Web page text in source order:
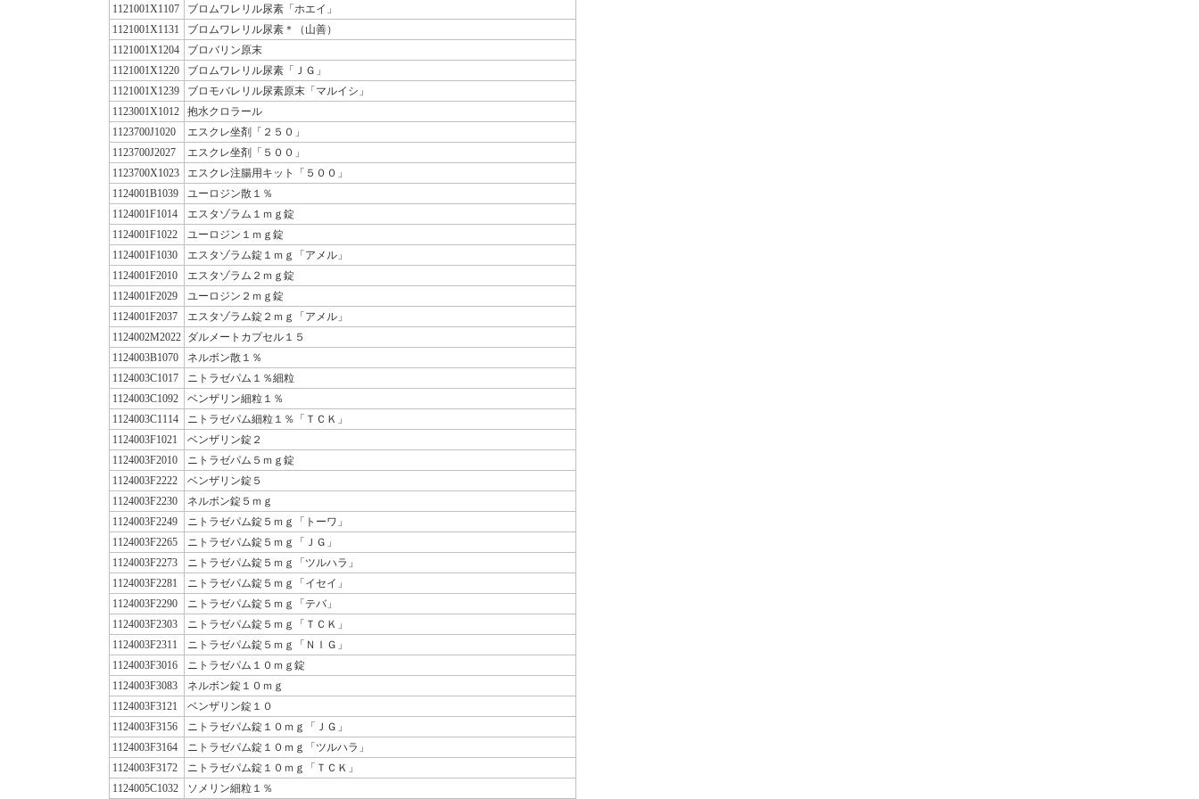
1121001X1107
ブロムワレリル尿素「ホエイ」
1121001X1131
ブロムワレリル尿素＊（山善）
1121001X1204
ブロバリン原末
1121001X1220
ブロムワレリル尿素「ＪＧ」
1121001X1239
ブロモバレリル尿素原末「マルイシ」
1123001X1012
抱水クロラール
1123700J1020
エスクレ坐剤「２５０」
1123700J2027
エスクレ坐剤「５００」
1123700X1023
エスクレ注腸用キット「５００」
1124001B1039
ユーロジン散１％
1124001F1014
エスタゾラム１ｍｇ錠
1124001F1022
ユーロジン１ｍｇ錠
1124001F1030
エスタゾラム錠１ｍｇ「アメル」
1124001F2010
エスタゾラム２ｍｇ錠
1124001F2029
ユーロジン２ｍｇ錠
1124001F2037
エスタゾラム錠２ｍｇ「アメル」
1124002M2022 ダルメートカプセル１５
1124003B1070
ネルボン散１％
1124003C1017
ニトラゼパム１％細粒
1124003C1092
ベンザリン細粒１％
1124003C1114
ニトラゼパム細粒１％「ＴＣＫ」
1124003F1021
ベンザリン錠２
1124003F2010
ニトラゼパム５ｍｇ錠
1124003F2222
ベンザリン錠５
1124003F2230
ネルボン錠５ｍｇ
1124003F2249
ニトラゼパム錠５ｍｇ「トーワ」
1124003F2265
ニトラゼパム錠５ｍｇ「ＪＧ」
1124003F2273
ニトラゼパム錠５ｍｇ「ツルハラ」
1124003F2281
ニトラゼパム錠５ｍｇ「イセイ」
1124003F2290
ニトラゼパム錠５ｍｇ「テバ」
1124003F2303
ニトラゼパム錠５ｍｇ「ＴＣＫ」
1124003F2311
ニトラゼパム錠５ｍｇ「ＮＩＧ」
1124003F3016
ニトラゼパム１０ｍｇ錠
1124003F3083
ネルボン錠１０ｍｇ
1124003F3121
ベンザリン錠１０
1124003F3156
ニトラゼパム錠１０ｍｇ「ＪＧ」
1124003F3164
ニトラゼパム錠１０ｍｇ「ツルハラ」
1124003F3172
ニトラゼパム錠１０ｍｇ「ＴＣＫ」
1124005C1032
ソメリン細粒１％